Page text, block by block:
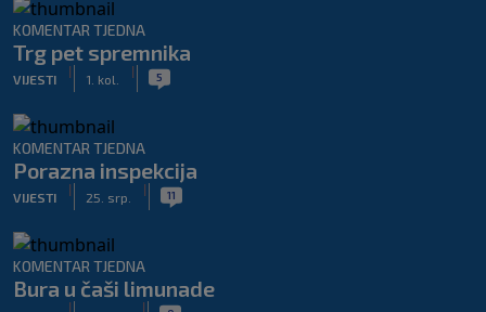
KOMENTAR TJEDNA
Trg pet spremnika
VIJESTI
|
1. kol.
| 5
KOMENTAR TJEDNA
Porazna inspekcija
VIJESTI
|
25. srp.
| 11
KOMENTAR TJEDNA
Bura u čaši limunade
| |